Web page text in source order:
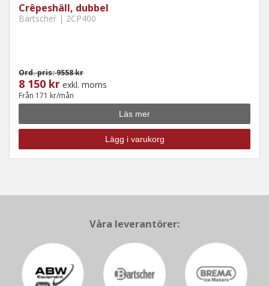
Crêpeshäll, dubbel
Bartscher | 2CP400
Ord. pris: 9558 kr
8 150 kr exkl. moms
Från 171 kr/mån
Läs mer
Lägg i varukorg
Våra leverantörer: